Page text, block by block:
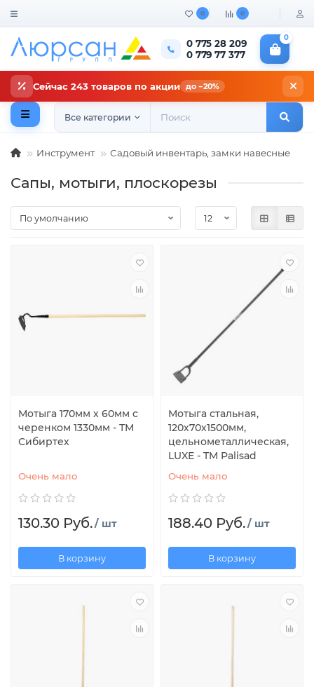
0 0
0 775 28 209
0 779 77 377
0
Сейчас 243 товаров по акции до −20%
Все категории
Инструмент Садовый инвентарь, замки навесные
Сапы, мотыги, плоскорезы
Мотыга 170мм х 60мм с
черенком 1330мм - ТМ
Сибиртех
Очень мало
130.30 Руб./ шт
В корзину
Мотыга стальная,
120х70х1500мм,
цельнометаллическая,
LUXE - TM Palisad
Очень мало
188.40 Руб./ шт
В корзину